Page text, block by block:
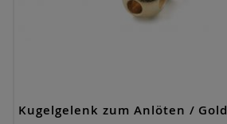
Kugelgelenk zum Anlöten / Gold